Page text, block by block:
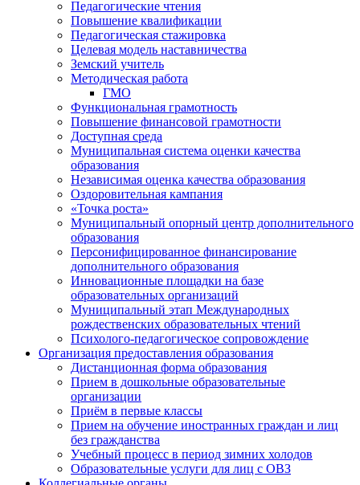
Педагогические чтения
Повышение квалификации
Педагогическая стажировка
Целевая модель наставничества
Земский учитель
Методическая работа
ГМО
Функциональная грамотность
Повышение финансовой грамотности
Доступная среда
Муниципальная система оценки качества
образования
Независимая оценка качества образования
Оздоровительная кампания
«Точка роста»
Муниципальный опорный центр дополнительного
образования
Персонифицированное финансирование
дополнительного образования
Инновационные площадки на базе
образовательных организаций
Муниципальный этап Международных
рождественских образовательных чтений
Психолого-педагогическое сопровождение
Организация предоставления образования
Дистанционная форма образования
Прием в дошкольные образовательные
организации
Приём в первые классы
Прием на обучение иностранных граждан и лиц
без гражданства
Учебный процесс в период зимних холодов
Образовательные услуги для лиц с ОВЗ